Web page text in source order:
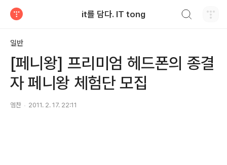
it를 담다. IT tong
일반
[페니왕] 프리미엄 헤드폰의 종결
자 페니왕 체험단 모집
엠찬 2011. 2. 17. 22:11